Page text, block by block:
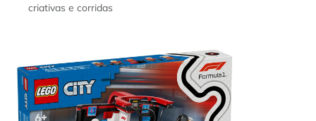
criativas e corridas